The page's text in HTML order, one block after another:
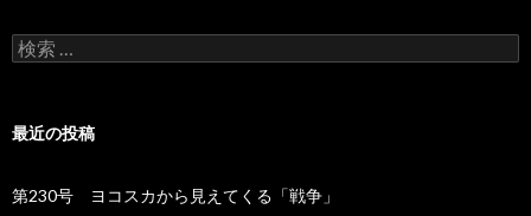
検
索
最近の投稿
第230号 ヨコスカから見えてくる「戦争」